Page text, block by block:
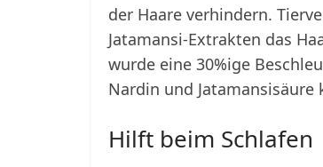
der Haare verhindern.
Jatamansi-Extrakten das
wurde eine 30%ige
Nardin und
Hilft beim Schlafen